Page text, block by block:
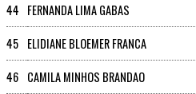
44 FERNANDA LIMA GABAS
45 ELIDIANE BLOEMER FRANCA
46 CAMILA MINHOS BRANDAO